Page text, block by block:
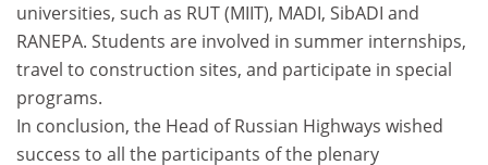
universities, such as RUT (MIIT), MADI, SibADI and
RANEPA. Students are involved in summer internships,
travel to construction sites, and participate in special
programs.
In conclusion, the Head of Russian Highways wished
success to all the participants of the plenary